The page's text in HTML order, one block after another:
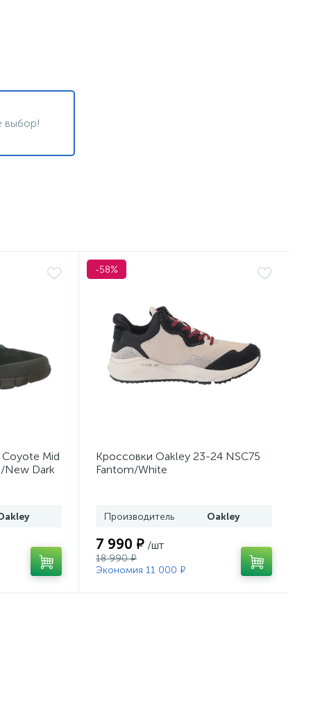
выбор!
Mid
New Dark
-58%
Кроссовки Oakley 23-24 NSC75
Fantom/White
Производитель Oakley
7 990 ₽ /шт
18 990 ₽
Экономия 11 000 ₽